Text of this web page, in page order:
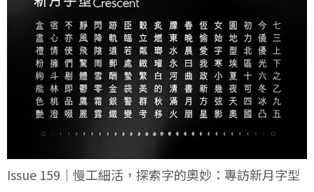
Issue 159｜慢工細活，探索字的奧妙：專訪新月字型